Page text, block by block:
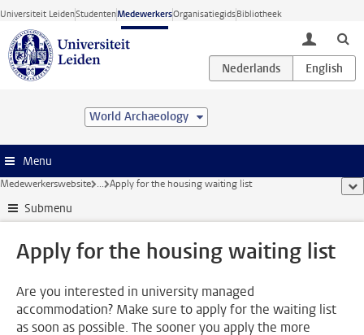
Ga direct naar de inhoud
Universiteit LeidenStudentenMedewerkersOrganisatiegidsBibliotheek
toggle
World Archaeology
Menu
Medewerkerswebsite ... Apply for the housing waiting list
Submenu
Apply for the housing waiting list
Are you interested in university managed
accommodation? Make sure to apply for the waiting list
as soon as possible. The sooner you apply the more